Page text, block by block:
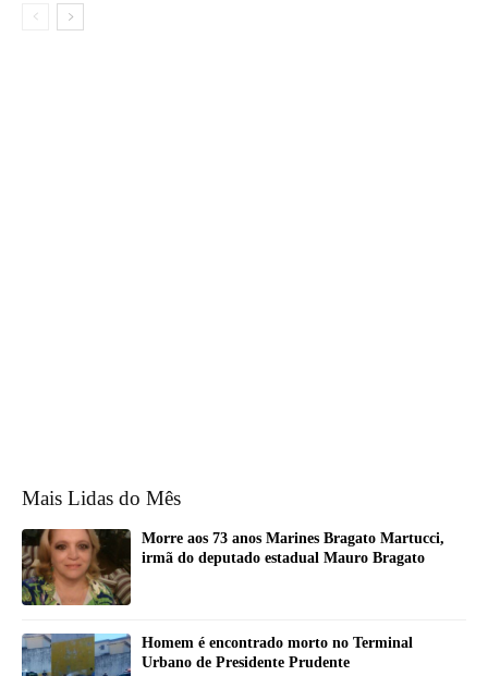
Mais Lidas do Mês
Morre aos 73 anos Marines Bragato Martucci,
irmã do deputado estadual Mauro Bragato
Homem é encontrado morto no Terminal
Urbano de Presidente Prudente